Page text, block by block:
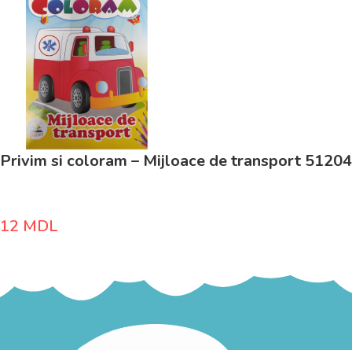
Privim si coloram – Mijloace de transport 51204
12 MDL